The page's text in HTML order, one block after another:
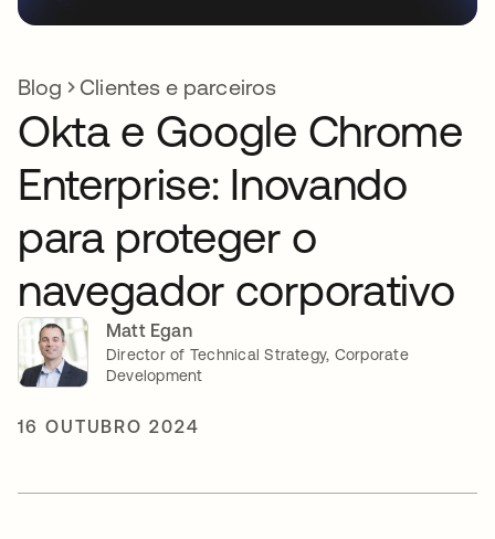
Blog Clientes e parceiros
Okta e Google Chrome
Enterprise: Inovando
para proteger o
navegador corporativo
Matt Egan
Director of Technical Strategy, Corporate
Development
16 OUTUBRO 2024